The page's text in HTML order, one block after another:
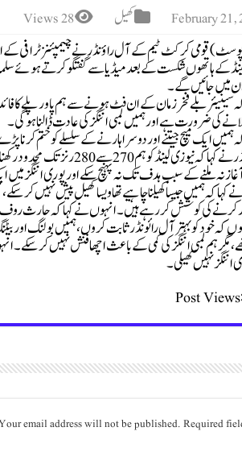
February 21, کھیل 28 Views
)قومی کرکٹ ٹیم کے آل راؤنڈر نے چیمپئنز ٹرافی کے
کے ہاتھوں شکست کے بعد میڈیا سے گفتگو کرتے ہوئے
میں جائیں گے۔
سینیئر بلے فخر زمان کے ان فٹ ہونے سے ہم پاور پلے کا
کی ضرورت ہے اور ہمیں لمبی اننگز کی عادت ڈالنا ہوگی۔
ہمیں ایک میچ جیتنے اور دوسرا ہارنے کے سلسلے کو ختم
ہے۔آل راؤنڈر نے کہا کہ
آغاز نہ ملنے کے سبب ہدف تک نہ پہنچ سکے اور پوری اننگز
کہا کہ ہمیں جیسا کھیلنا چاہیے تھا ویسا کھیل پیش نہیں
خود کو بہتر آل رائونڈر ثابت کروں، ہمیں بولنگ اور
ہم لمبی اننگز کی کمی کے باعث اچھا فنش نہیں
نہیں کھیلی۔
Post
email address will not be published.Required